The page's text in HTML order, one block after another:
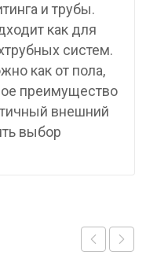
и трубы.
как для
систем.
как от пола,
преимущество
внешний
выбор